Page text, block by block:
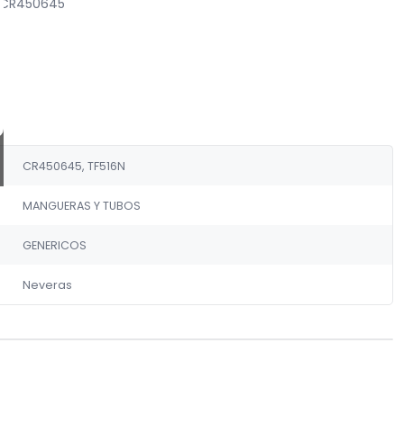
CR450645
CR450645, TF516N
MANGUERAS Y TUBOS
GENERICOS
Neveras